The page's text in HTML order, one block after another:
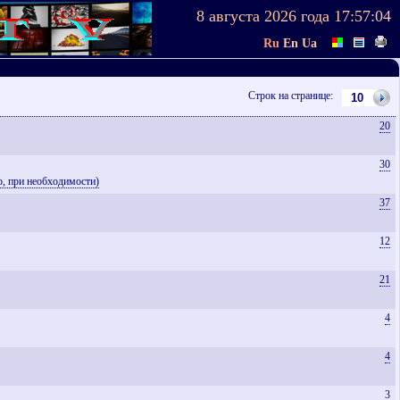
8 августа 2026 года 17:57:04
Ru En Ua
Строк на странице:
20
30
при необходимости)
37
12
21
4
4
3